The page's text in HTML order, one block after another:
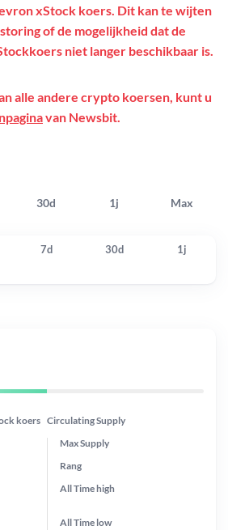
30d 1j Max
xStock koers. Dit kan te wijten
of de mogelijkheid dat de
niet langer beschikbaar is.
alle andere crypto koersen, kunt u
van Newsbit.
7d 30d 1j
koers Circulating Supply
Max Supply
Rang
All Timehigh
All Time low